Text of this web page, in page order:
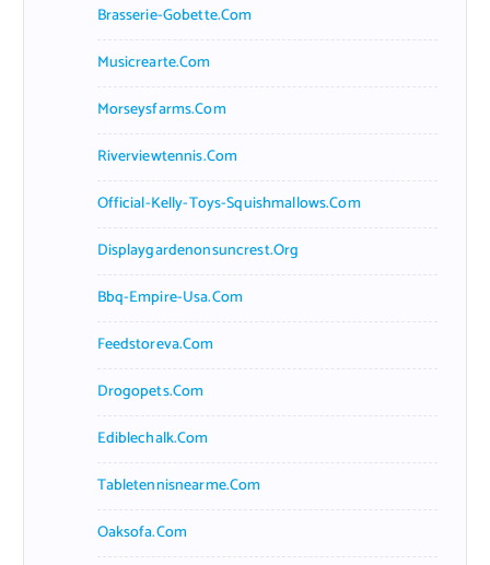
Brasserie-Gobette.com
Musicrearte.com
Morseysfarms.com
Riverviewtennis.com
Official-Kelly-Toys-Squishmallows.com
Displaygardenonsuncrest.org
Bbq-Empire-Usa.com
Feedstoreva.com
Drogopets.com
Ediblechalk.com
Tabletennisnearme.com
Oaksofa.com